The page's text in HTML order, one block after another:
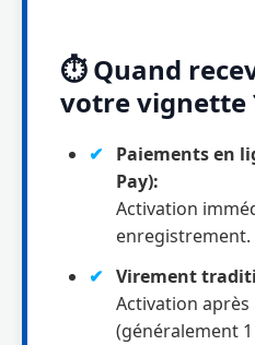
⏱️ Quand
votre vignette
Paiements en
Pay):
Activation
enregistrement.
Virement
Activation
(généralement